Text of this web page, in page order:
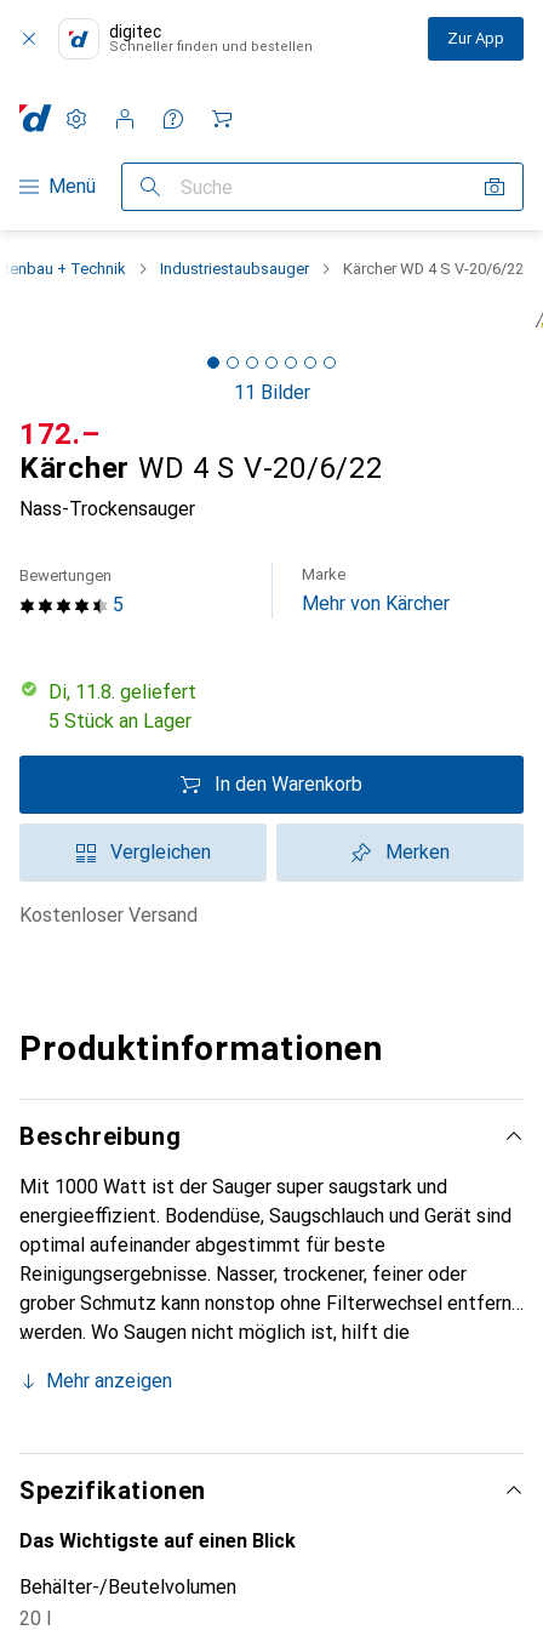
digitec
Schneller finden und bestellen Zur App
Navigation nach Kategorien
Menü Suche
Einstellungen
Kundenkonto
Vergleichslisten
Merklisten
Warenkorb
+ Technik Industriestaubsauger Kärcher WD 4 S V-20/6/22
11 Bilder
Kärcher WD 4 S V-20/6/22
Nass-Trockensauger
CHF
172.–
5
Bewertungen Marke
Mehr von Kärcher
Di, 11.8. geliefert
5 Stück an Lager
In den Warenkorb
Vergleichen Merken
kostenloser Versand
Produktinformationen
Beschreibung
Mit 1000 Watt ist der Sauger super saugstark und
energieeffizient. Bodendüse, Saugschlauch und Gerät sind
optimal aufeinander abgestimmt für beste
Reinigungsergebnisse. Nasser, trockener, feiner oder
grober Schmutz kann nonstop ohne Filterwechsel entfernt
werden. Wo Saugen nicht möglich ist, hilft die
Kieswegen. Der WD 4 S V-20/6/22 ist mit einem robusten
Meter-Kabel und einem 2,2-Meter-Saugschlauch sowie mit
Flachfaltenfilter und Vliesfilterbeutel ausgestattet. Dank
patentierter Technik lässt sich der Filter des
Nass-/Trockensaugers binnen Sekunden einfach und
- ganz ohne Schmutzkontakt. Der abnehmbare Handgriff
erlaubt das Anbringen von Zubehör direkt am
Mehr anzeigen
Spezifikationen
Das Wichtigste auf einen Blick
Behälter-/Beutelvolumen
20 l